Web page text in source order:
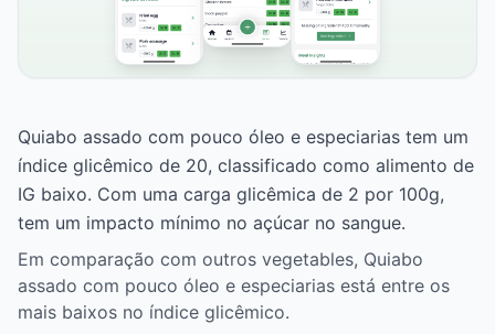
Quiabo assado com pouco óleo e especiarias tem um
índice glicêmico de 20, classificado como alimento de
IG baixo. Com uma carga glicêmica de 2 por 100g,
tem um impacto mínimo no açúcar no sangue.
Em comparação com outros vegetables, Quiabo
assado com pouco óleo e especiarias está entre os
mais baixos no índice glicêmico.